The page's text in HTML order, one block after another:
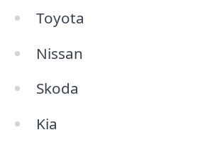
Toyota
Nissan
Skoda
Kia